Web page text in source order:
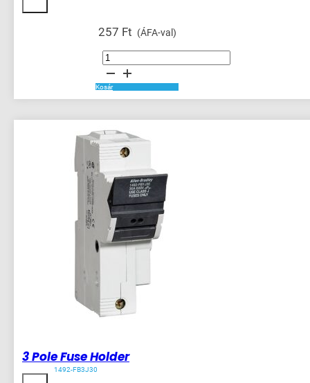
257 Ft (ÁFA-val)
IEC
Push-
Terminal
Block
End
Barrier
Kosár
3 Pole Fuse Holder
1492-FB3J30